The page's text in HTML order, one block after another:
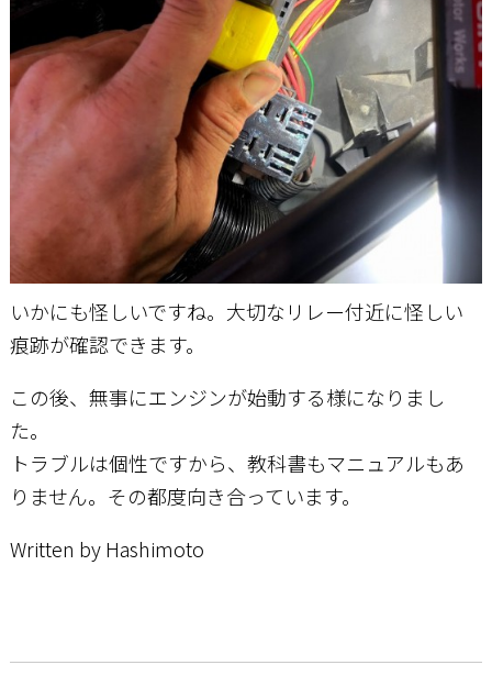
いかにも怪しいですね。大切なリレー付近に怪しい
痕跡が確認できます。
この後、無事にエンジンが始動する様になりまし
た。
トラブルは個性ですから、教科書もマニュアルもあ
りません。その都度向き合っています。
Written by Hashimoto